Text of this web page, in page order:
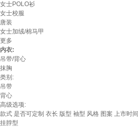
女士POLO衫
女士校服
唐装
女士加绒/棉马甲
更多
内衣:
吊带/背心
抹胸
类别:
吊带
背心
高级选项:
款式 是否可定制 衣长 版型 袖型 风格 图案 上市时间
挂脖型